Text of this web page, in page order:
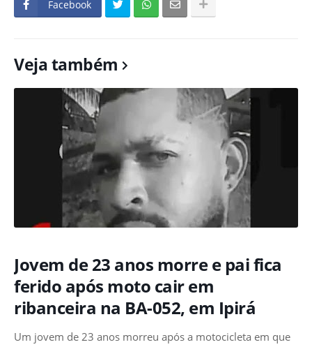
Facebook
Veja também
Jovem de 23 anos morre e pai fica
ferido após moto cair em
ribanceira na BA-052, em Ipirá
Um jovem de 23 anos morreu após a motocicleta em que